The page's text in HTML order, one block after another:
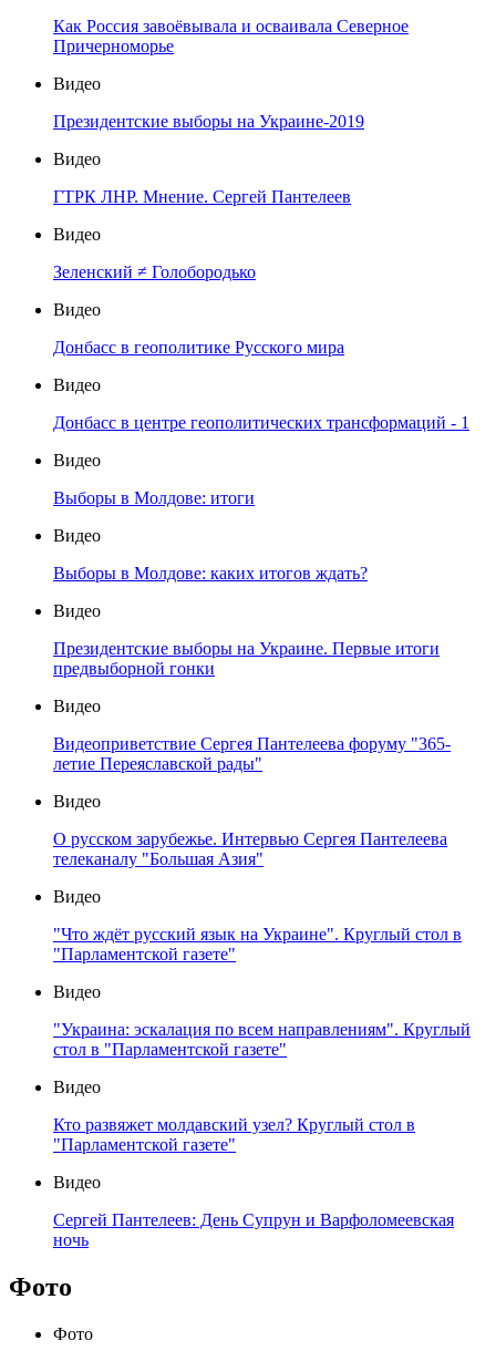
Как Россия завоёвывала и осваивала Северное
Причерноморье
Видео
Президентские выборы на Украине-2019
Видео
ГТРК ЛНР. Мнение. Сергей Пантелеев
Видео
Зеленский ≠ Голобородько
Видео
Донбасс в геополитике Русского мира
Видео
Донбасс в центре геополитических трансформаций - 1
Видео
Выборы в Молдове: итоги
Видео
Выборы в Молдове: каких итогов ждать?
Видео
Президентские выборы на Украине. Первые итоги
предвыборной гонки
Видео
Видеоприветствие Сергея Пантелеева форуму "365-
летие Переяславской рады"
Видео
О русском зарубежье. Интервью Сергея Пантелеева
телеканалу "Большая Азия"
Видео
"Что ждёт русский язык на Украине". Круглый стол в
"Парламентской газете"
Видео
"Украина: эскалация по всем направлениям". Круглый
стол в "Парламентской газете"
Видео
Кто развяжет молдавский узел? Круглый стол в
"Парламентской газете"
Видео
Сергей Пантелеев: День Супрун и Варфоломеевская
ночь
Фото
Фото